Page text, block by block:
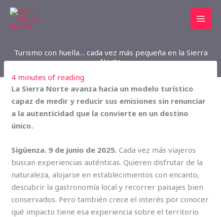
contenido
Turismo con huella… cada vez más pequeña en la Sierra
Norte
4 minutes of reading
La Sierra Norte avanza hacia un modelo turístico
capaz de medir y reducir sus emisiones sin renunciar
a la autenticidad que la convierte en un destino
único.
Sigüenza. 9 de junio de 2025. Cada vez más viajeros
buscan experiencias auténticas. Quieren disfrutar de la
naturaleza, alojarse en establecimientos con encanto,
descubrir la gastronomía local y recorrer paisajes bien
conservados. Pero también crece el interés por conocer
qué impacto tiene esa experiencia sobre el territorio